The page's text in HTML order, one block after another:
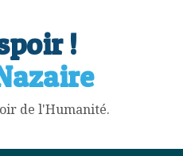
!
de l'Humanité.